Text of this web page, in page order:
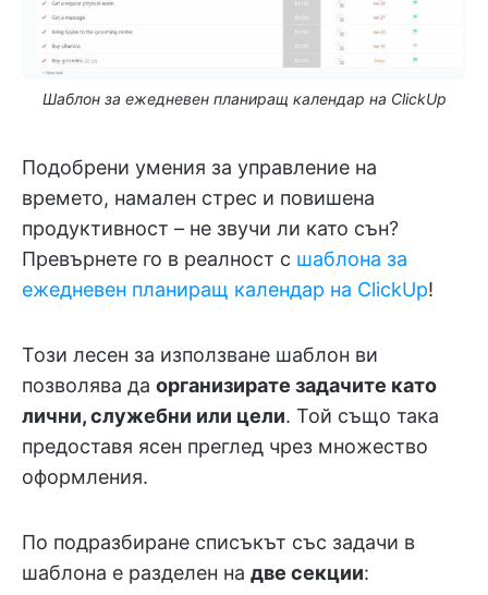
Шаблон за ежедневен планиращ календар на ClickUp
Подобрени умения за управление на
времето, намален стрес и повишена
продуктивност – не звучи ли като сън?
Превърнете го в реалност с шаблона за
ежедневен планиращ календар на ClickUp!
Този лесен за използване шаблон ви
позволява да организирате задачите като
лични, служебни или цели. Той също така
предоставя ясен преглед чрез множество
оформления.
По подразбиране списъкът със задачи в
шаблона е разделен на две секции: